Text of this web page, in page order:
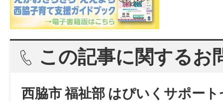
この記事に関するお
西脇市 福祉部 はぴいくサポー